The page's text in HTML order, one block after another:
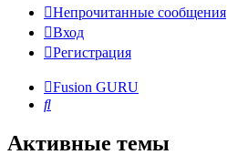
Непрочитанные сообщения
Вход
Регистрация
Fusion GURU
Поиск
Активные темы